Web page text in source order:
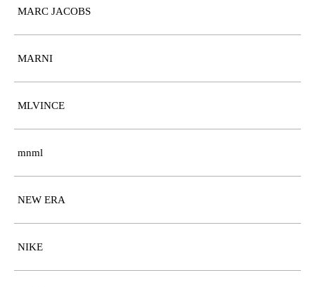
MARC JACOBS
MARNI
MLVINCE
mnml
NEW ERA
NIKE